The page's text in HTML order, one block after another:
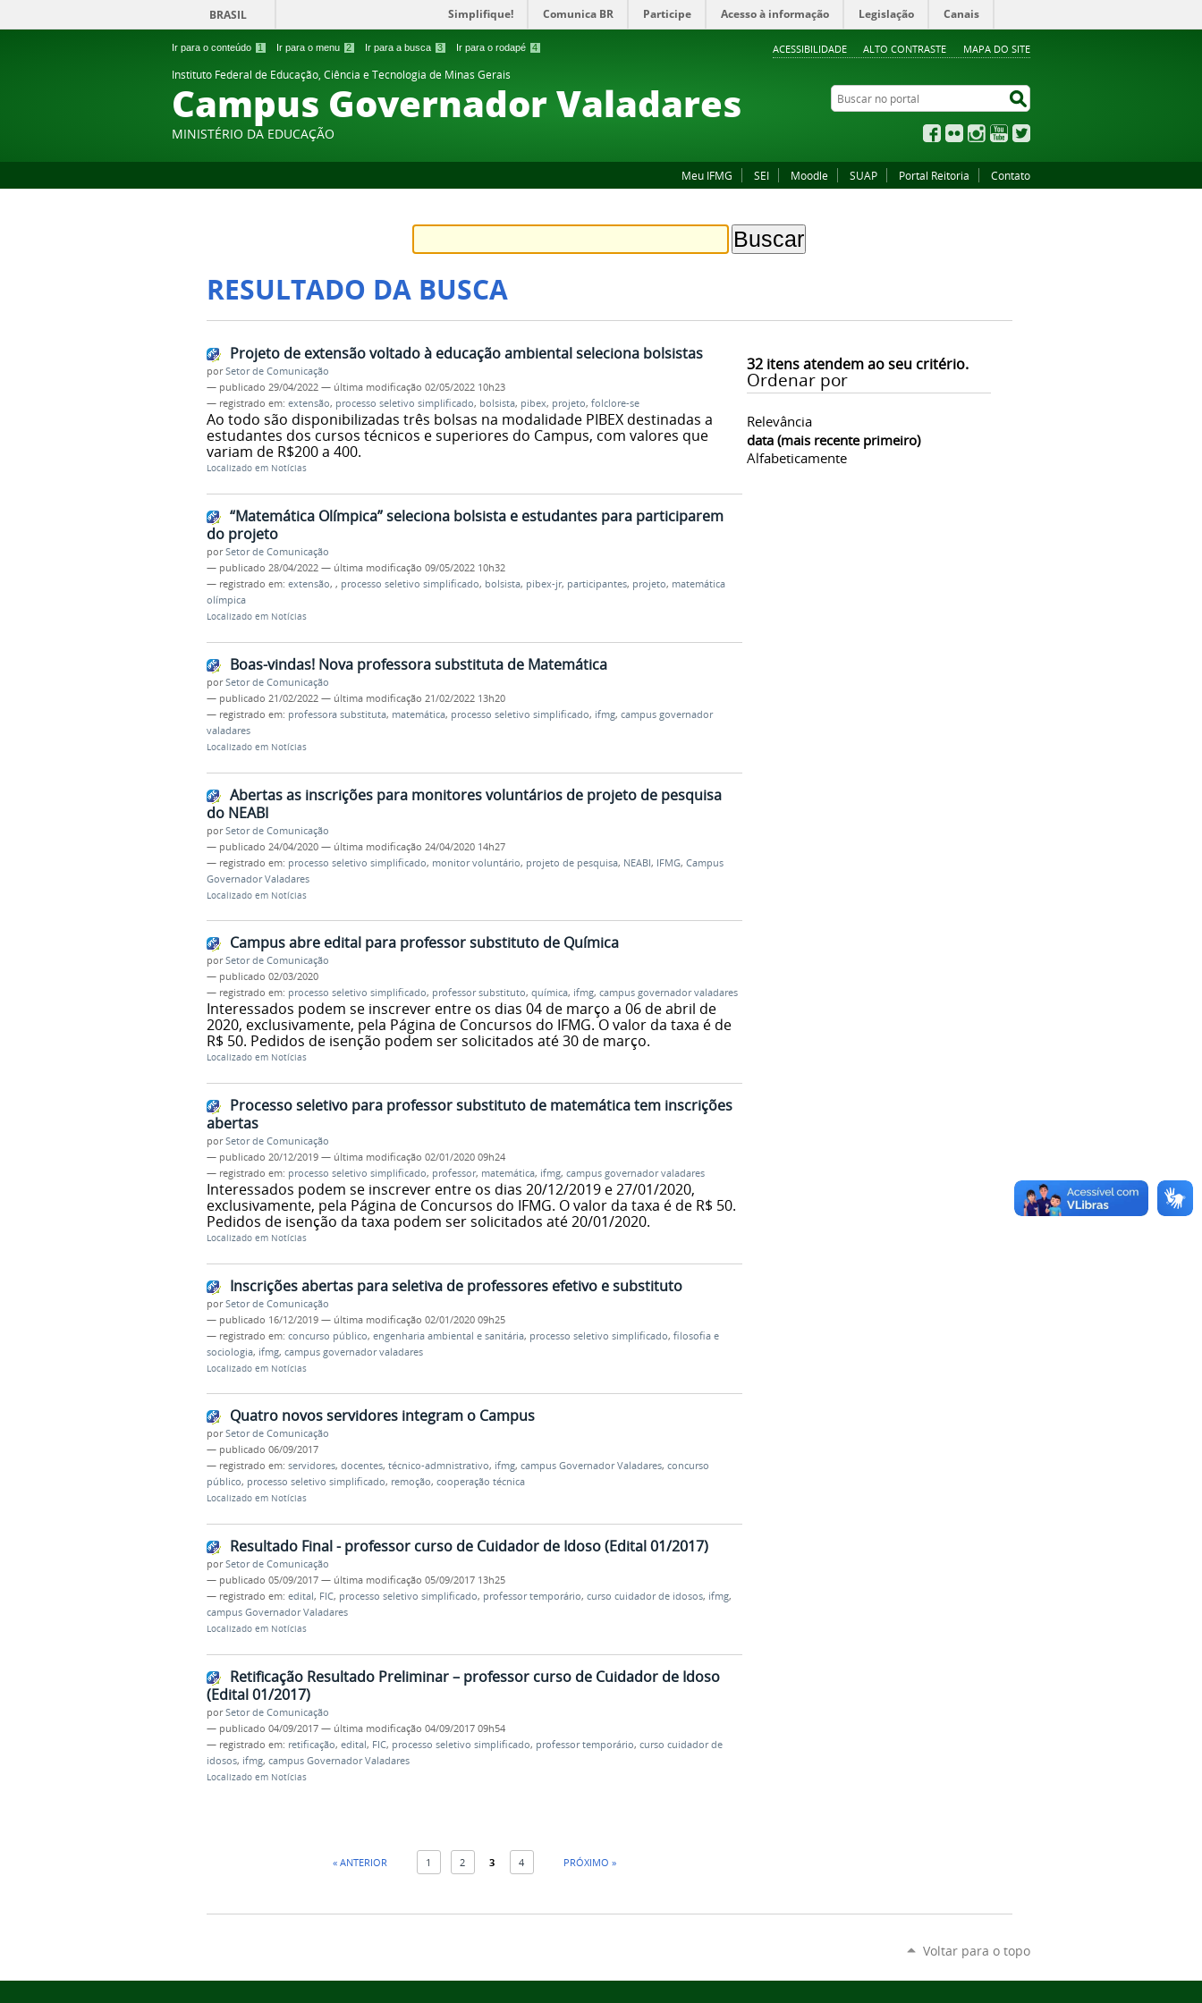
Ir para o conteúdo 1 Ir para o menu 2 Ir para a busca 3 Ir para o rodapé 4 ACESSIBILIDADE ALTO CONTRASTE MAPA DO SITE
BRASIL Simplifique! Comunica BR Participe Acesso à informação Legislação Canais
Instituto Federal de Educação, Ciência e Tecnologia de Minas Gerais
Campus Governador Valadares
MINISTÉRIO DA EDUCAÇÃO
Buscar no portal
Facebook
Flickr InstagramYouTube
Meu IFMG SEI Moodle SUAP Portal Reitoria Contato
RESULTADO DA BUSCA
32itens atendem ao seu critério.
Ordenar por
Relevância
data (mais recente primeiro)
Alfabeticamente
Projeto de extensão voltado à educação ambiental seleciona bolsistas
porSetor de Comunicação
— publicado 29/04/2022 — última modificação 02/05/2022 10h23
— registrado em: extensão, processo seletivo simplificado, bolsista, pibex, projeto, folclore-se
Ao todo são disponibilizadas três bolsas na modalidade PIBEX destinadas a
estudantes dos cursos técnicos e superiores do Campus, com valores que
variam de R$200 a 400.
Localizado em Notícias
“Matemática Olímpica” seleciona bolsista e estudantes para participarem
do projeto
porSetor de Comunicação
— publicado 28/04/2022 — última modificação 09/05/2022 10h32
— registrado em: extensão, , processo seletivo simplificado, bolsista, pibex-jr, participantes, projeto, matemática
olímpica
Localizado em Notícias
Boas-vindas! Nova professora substituta de Matemática
porSetor de Comunicação
— publicado 21/02/2022 — última modificação 21/02/2022 13h20
— registrado em: professora substituta, matemática, processo seletivo simplificado, ifmg, campus governador
valadares
Localizado em Notícias
Abertas as inscrições para monitores voluntários de projeto de pesquisa
do NEABI
porSetor de Comunicação
— publicado 24/04/2020 — última modificação 24/04/2020 14h27
— registrado em: processo seletivo simplificado, monitor voluntário, projeto de pesquisa, NEABI, IFMG, Campus
Governador Valadares
Localizado em Notícias
Campus abre edital para professor substituto de Química
porSetor de Comunicação
— publicado 02/03/2020
— registrado em: processo seletivo simplificado, professor substituto, química, ifmg, campus governador valadares
Interessados podem se inscrever entre os dias 04 de março a 06 de abril de
2020, exclusivamente, pela Página de Concursos do IFMG. O valor da taxa é de
R$ 50. Pedidos de isenção podem ser solicitados até 30 de março.
Localizado em Notícias
Processo seletivo para professor substituto de matemática tem inscrições
abertas
porSetor de Comunicação
— publicado 20/12/2019 — última modificação 02/01/2020 09h24
— registrado em: processo seletivo simplificado, professor, matemática, ifmg, campus governador valadares
Interessados podem se inscrever entre os dias 20/12/2019 e 27/01/2020,
exclusivamente, pela Página de Concursos do IFMG. O valor da taxa é de R$ 50.
Pedidos de isenção da taxa podem ser solicitados até 20/01/2020.
Localizado em Notícias
Inscrições abertas para seletiva de professores efetivo e substituto
porSetor de Comunicação
— publicado 16/12/2019 — última modificação 02/01/2020 09h25
— registrado em: concurso público, engenharia ambiental e sanitária, processo seletivo simplificado, filosofia e
sociologia, ifmg, campus governador valadares
Localizado em Notícias
Quatro novos servidores integram o Campus
porSetor de Comunicação
— publicado 06/09/2017
— registrado em: servidores, docentes, técnico-admnistrativo, ifmg, campus Governador Valadares, concurso
público, processo seletivo simplificado, remoção, cooperação técnica
Localizado em Notícias
Resultado Final - professor curso de Cuidador de Idoso (Edital 01/2017)
porSetor de Comunicação
— publicado 05/09/2017 — última modificação 05/09/2017 13h25
— registrado em: edital, FIC, processo seletivo simplificado, professor temporário, curso cuidador de idosos, ifmg,
campus Governador Valadares
Localizado em Notícias
Retificação Resultado Preliminar – professor curso de Cuidador de Idoso
(Edital 01/2017)
porSetor de Comunicação
— publicado 04/09/2017 — última modificação 04/09/2017 09h54
— registrado em: retificação, edital, FIC, processo seletivo simplificado, professor temporário, curso cuidador de
idosos, ifmg, campus Governador Valadares
Localizado em Notícias
« ANTERIOR 1 2 3 4 PRÓXIMO »
Voltar para o topo